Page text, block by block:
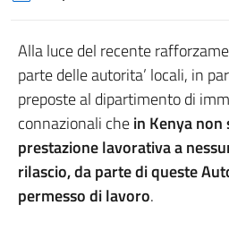
Alla luce del recente
parte delle autorita’ locali, in
preposte al dipartimento di
connazionali chein Kenya non
prestazione lavorativa a
rilascio, da parte di queste
permesso di lavoro.